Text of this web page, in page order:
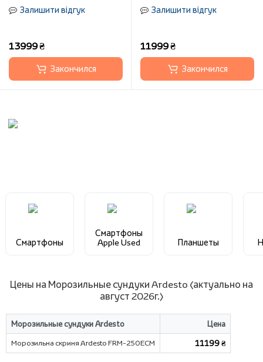
Залишити відгук
13999 ₴
Закончился
Залишити відгук
11999 ₴
Закончился
Смартфоны
Смартфоны
Apple Used
Планшеты
Цены на Морозильные сундуки Ardesto (актуально на
август 2026г.)
Морозильные сундуки Ardesto Цена
Морозильна скриня Ardesto FRM-250ECM 11199 ₴